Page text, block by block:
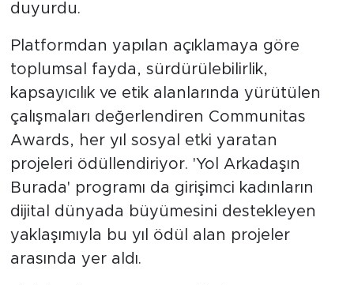
duyurdu.
Platformdan yapılan açıklamaya göre
toplumsal fayda, sürdürülebilirlik,
kapsayıcılık ve etik alanlarında yürütülen
çalışmaları değerlendiren Communitas
Awards, her yıl sosyal etki yaratan
projeleri ödüllendiriyor. 'Yol Arkadaşın
Burada' programı da girişimci kadınların
dijital dünyada büyümesini destekleyen
yaklaşımıyla bu yıl ödül alan projeler
arasında yer aldı.